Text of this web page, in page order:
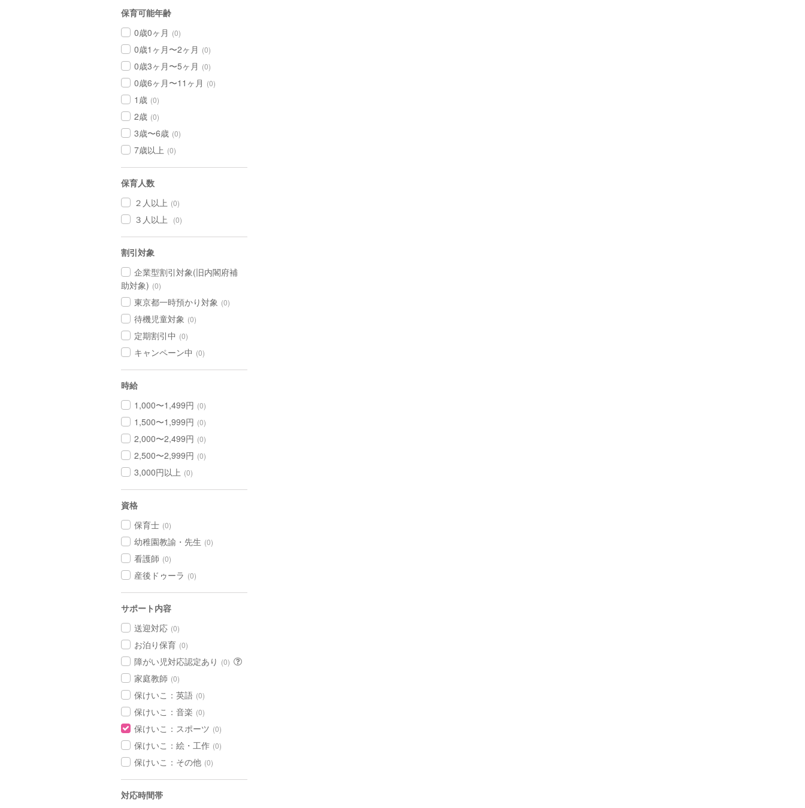
保育可能年齢
0歳0ヶ月 (0)
0歳1ヶ月〜2ヶ月 (0)
0歳3ヶ月〜5ヶ月 (0)
0歳6ヶ月〜11ヶ月 (0)
1歳 (0)
2歳 (0)
3歳〜6歳 (0)
7歳以上 (0)
保育人数
２人以上 (0)
３人以上 (0)
割引対象
企業型割引対象(旧内閣府補
助対象) (0)
東京都一時預かり対象 (0)
待機児童対象 (0)
定期割引中 (0)
キャンペーン中 (0)
時給
1,000〜1,499円 (0)
1,500〜1,999円 (0)
2,000〜2,499円 (0)
2,500〜2,999円 (0)
3,000円以上 (0)
資格
保育士 (0)
幼稚園教諭・先生 (0)
看護師 (0)
産後ドゥーラ (0)
サポート内容
送迎対応 (0)
お泊り保育 (0)
障がい児対応認定あり (0)
家庭教師 (0)
保けいこ：英語 (0)
保けいこ：音楽 (0)
保けいこ：スポーツ (0)
保けいこ：絵・工作 (0)
保けいこ：その他 (0)
対応時間帯